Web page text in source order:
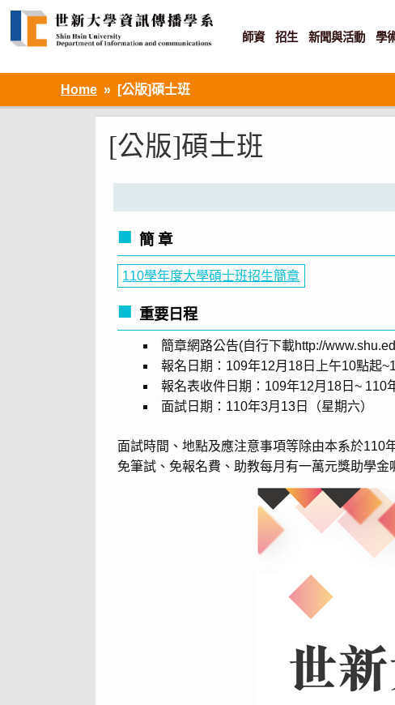
資訊設計 ‧ 知識加值 ‧ 網路傳播
師資 招生 新聞與活動 學
Home [公版]碩士班
[公版]碩士班
簡 章
110學年度大學碩士班招生簡章
重要日程
簡章網路公告(自行下載http://
報名日期：109年12月18日上午10點起
報名表收件日期：109年12月18日~ 110
面試日期：110年3月13日（星期六）
面試時間、地點及應注意事項等除由本系於110
免筆試、免報名費、助教每月有一萬元獎助學金